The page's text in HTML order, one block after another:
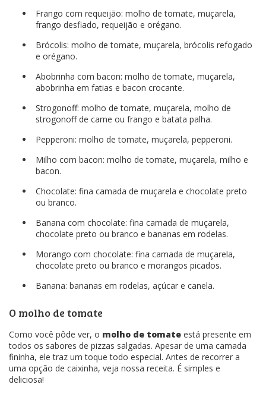
Frango com requeijão: molho de tomate, muçarela,
frango desfiado, requeijão e orégano.
Brócolis: molho de tomate, muçarela, brócolis refogado
e orégano.
Abobrinha com bacon: molho de tomate, muçarela,
abobrinha em fatias e bacon crocante.
Strogonoff: molho de tomate, muçarela, molho de
strogonoff de carne ou frango e batata palha.
Pepperoni: molho de tomate, muçarela, pepperoni.
Milho com bacon: molho de tomate, muçarela, milho e
bacon.
Chocolate: fina camada de muçarela e chocolate preto
ou branco.
Banana com chocolate: fina camada de muçarela,
chocolate preto ou branco e bananas em rodelas.
Morango com chocolate: fina camada de muçarela,
chocolate preto ou branco e morangos picados.
Banana: bananas em rodelas, açúcar e canela.
O molho de tomate
Como você pôde ver, o molho de tomate está presente em
todos os sabores de pizzas salgadas. Apesar de uma camada
fininha, ele traz um toque todo especial. Antes de recorrer a
uma opção de caixinha, veja nossa receita. É simples e
deliciosa!